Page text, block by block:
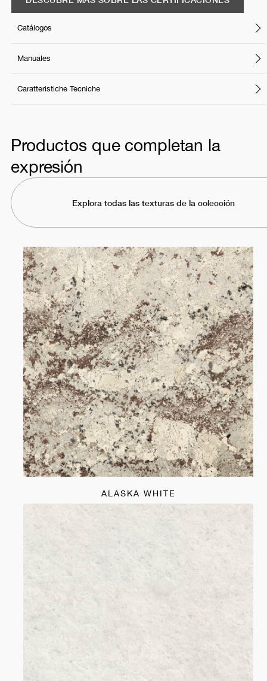
Catálogos
Manuales
Caratteristiche Tecniche
Productos que completan la
expresión
Explora todas las texturas de la colección
ALASKA WHITE